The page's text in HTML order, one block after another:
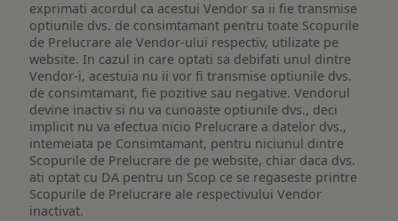
exprimati acordul ca acestui Vendor sa ii fie transmise
optiunile dvs. de consimtamant pentru toate Scopurile
de Prelucrare ale Vendor-ului respectiv, utilizate pe
website. In cazul in care optati sa debifati unul dintre
Vendor-i, acestuia nu ii vor fi transmise optiunile dvs.
de consimtamant, fie pozitive sau negative. Vendorul
devine inactiv si nu va cunoaste optiunile dvs., deci
implicit nu va efectua nicio Prelucrare a datelor dvs.,
intemeiata pe Consimtamant, pentru niciunul dintre
Scopurile de Prelucrare de pe website, chiar daca dvs.
ati optat cu DA pentru un Scop ce se regaseste printre
Scopurile de Prelucrare ale respectivului Vendor
inactivat.